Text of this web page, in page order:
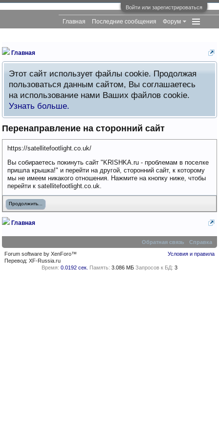
Войти или зарегистрироваться
Главная
Этот сайт использует файлы cookie. Продолжая
пользоваться данным сайтом, Вы соглашаетесь
на использование нами Ваших файлов cookie.
Узнать больше.
Перенаправление на сторонний сайт
https://satellitefootlight.co.uk/
Вы собираетесь покинуть сайт "KRISHKA.ru - проблемам в поселке
пришла крышка!" и перейти на другой, сторонний сайт, к которому
мы не имеем никакого отношения. Нажмите на кнопку ниже, чтобы
перейти к satellitefootlight.co.uk.
Продолжить...
Главная
Главная Последние сообщения Форум
Обратная связь
Справка
Условия и правила
Forum software by XenForo™
Перевод:XF-Russia.ru
Время: 0.0192 сек. Память: 3.086 МБ Запросов к БД: 3